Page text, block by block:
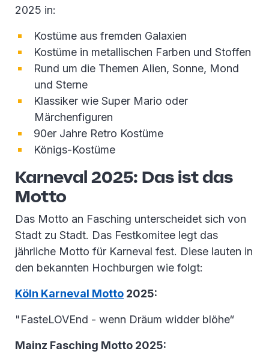
2025 in:
Kostüme aus fremden Galaxien
Kostüme in metallischen Farben und Stoffen
Rund um die Themen Alien, Sonne, Mond
und Sterne
Klassiker wie Super Mario oder
Märchenfiguren
90er Jahre Retro Kostüme
Königs-Kostüme
Karneval 2025: Das ist das
Motto
Das Motto an Fasching unterscheidet sich von
Stadt zu Stadt. Das Festkomitee legt das
jährliche Motto für Karneval fest. Diese lauten in
den bekannten Hochburgen wie folgt:
Köln Karneval Motto 2025:
"FasteLOVEnd - wenn Dräum widder blöhe“
Mainz Fasching Motto 2025: